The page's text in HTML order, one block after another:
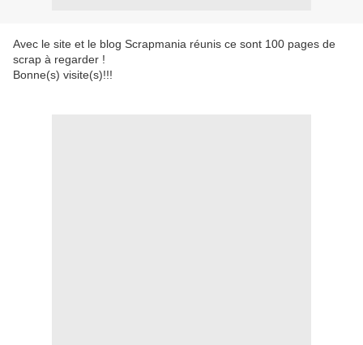
Avec le site et le blog Scrapmania réunis ce sont 100 pages de
scrap à regarder !
Bonne(s) visite(s)!!!